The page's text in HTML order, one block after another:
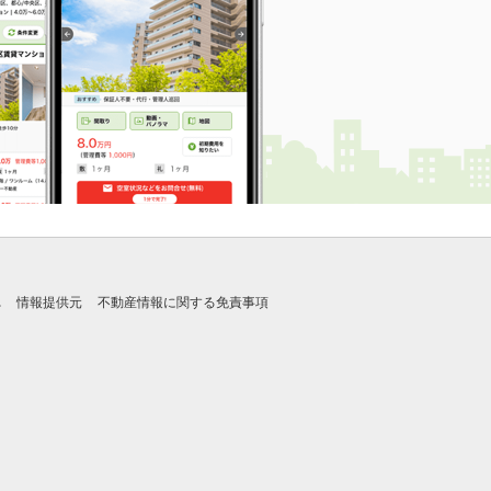
情報提供元 不動産情報に関する免責事項